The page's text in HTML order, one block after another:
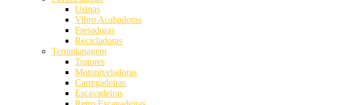
Usinas
Vibro Acabadoras
Fresadoras
Recicladoras
Terraplanagem
Tratores
Motoniveladoras
Carregadeiras
Escavadeiras